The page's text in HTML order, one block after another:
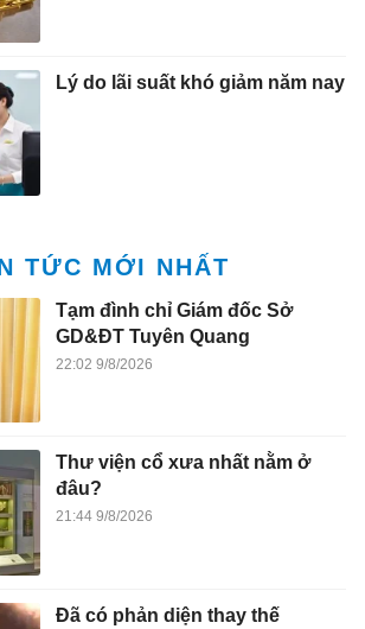
Lý do lãi suất khó giảm năm nay
TỨC MỚI NHẤT
Tạm đình chỉ Giám đốc Sở
GD&ĐT Tuyên Quang
22:02 9/8/2026
Thư viện cổ xưa nhất nằm ở
đâu?
21:44 9/8/2026
Đã có phản diện thay thế